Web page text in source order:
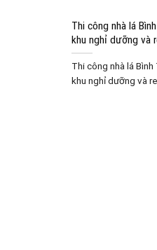
Thi công nhà lá
khu nghỉ dưỡng và
Thi công nhà lá
khu nghỉ dưỡng và